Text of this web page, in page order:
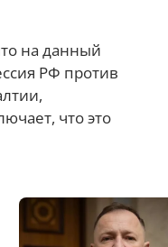
на данный
РФ против
что это